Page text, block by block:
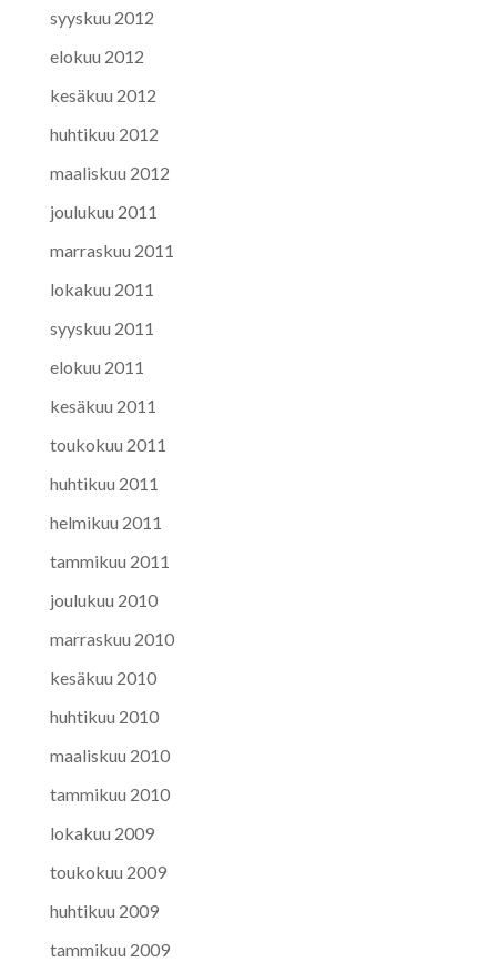
syyskuu 2012
elokuu 2012
kesäkuu 2012
huhtikuu 2012
maaliskuu 2012
joulukuu 2011
marraskuu 2011
lokakuu 2011
syyskuu 2011
elokuu 2011
kesäkuu 2011
toukokuu 2011
huhtikuu 2011
helmikuu 2011
tammikuu 2011
joulukuu 2010
marraskuu 2010
kesäkuu 2010
huhtikuu 2010
maaliskuu 2010
tammikuu 2010
lokakuu 2009
toukokuu 2009
huhtikuu 2009
tammikuu 2009